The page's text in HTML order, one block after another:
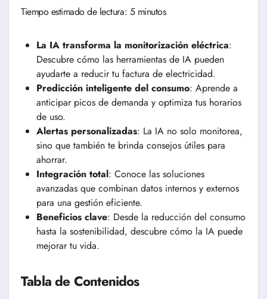
Tiempo estimado de lectura: 5 minutos
La IA transforma la monitorización eléctrica:
Descubre cómo las herramientas de IA pueden
ayudarte a reducir tu factura de electricidad.
Predicción inteligente del consumo: Aprende a
anticipar picos de demanda y optimiza tus horarios
de uso.
Alertas personalizadas: La IA no solo monitorea,
sino que también te brinda consejos útiles para
ahorrar.
Integración total: Conoce las soluciones
avanzadas que combinan datos internos y externos
para una gestión eficiente.
Beneficios clave: Desde la reducción del consumo
hasta la sostenibilidad, descubre cómo la IA puede
mejorar tu vida.
Tabla de Contenidos